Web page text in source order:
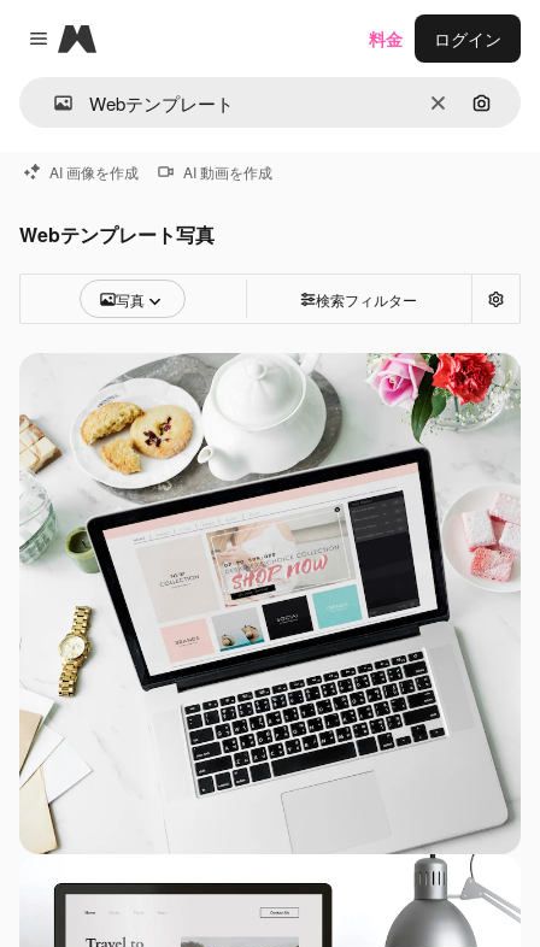
Close menu
Magnific
消去 画像で
料金 ログイン
AI 画像を作成 AI 動画を作成
Webテンプレート写真
写真 検索フィルター